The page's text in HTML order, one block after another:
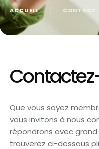
ACCUEIL CONTACT
Que vous soyez
vous invitons à nous
répondrons avec grand
trouverez ci-dessous